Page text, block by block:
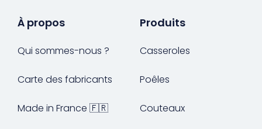
À propos
Qui sommes-nous ?
Carte des fabricants
Made in France 🇫🇷
Produits
Casseroles
Poêles
Couteaux